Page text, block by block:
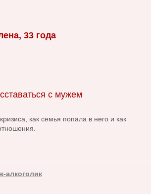
33 года
с мужем
как семья попала в него и как
алкоголик